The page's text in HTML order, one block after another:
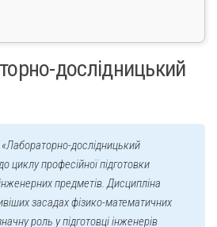
дослідницький
дослідницький
циклу професійної підготовки
предметів. Дисципліна
засадах фізико-математичних
роль у підготовці інженерів